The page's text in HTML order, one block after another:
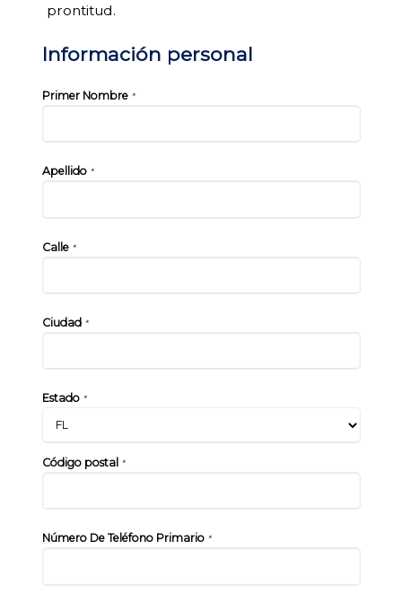
prontitud.
Información personal
Primer Nombre *
Apellido*
Calle*
Ciudad*
Estado*
Código postal *
Número De Teléfono Primario*